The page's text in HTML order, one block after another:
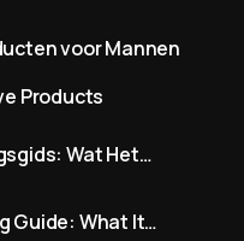
voor Mannen
Products
Wat Het
Guide: What It